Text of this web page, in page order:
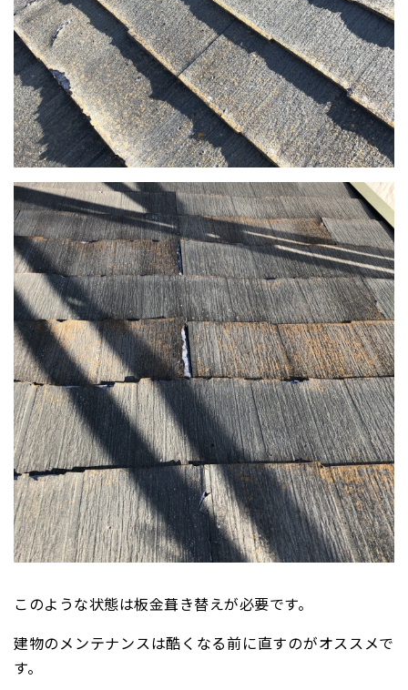
このような状態は板金葺き替えが必要です。
建物のメンテナンスは酷くなる前に直すのがオススメで
す。